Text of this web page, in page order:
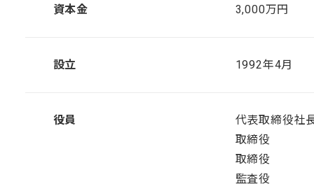
資本金 3,000万円
設立 1992年4月
役員
代表取締役
取締役
取締役
監査役